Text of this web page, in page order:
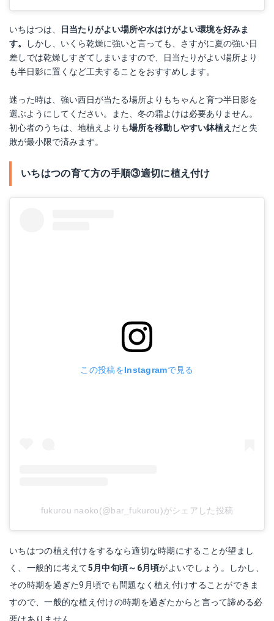
いちはつは、
日当たりがよい場所や水はけがよい環境を好みま
す。
しかし、いくら乾燥に強いと言っても、さすがに夏の強い日
差しでは乾燥しすぎてしまいますので、日当たりがよい場所より
も半日影に置くなど工夫することをおすすめします。
迷った時は、強い西日が当たる場所よりもちゃんと育つ半日影を
選ぶようにしてください。また、冬の霜よけは必要ありません。
初心者のうちは、地植えよりも場所を移動しやすい鉢植え だと失
敗が最小限で済みます。
いちはつの育て方の手順③適切に植え付け
この投稿をInstagramで見る
fukurou naoko(@bar_fukurou)がシェアした投稿
いちはつの植え付けをするなら適切な時期にすることが望まし
く、一般的に考えて5月中旬頃～6月頃がよいでしょう。しかし、
その時期を過ぎた9月頃でも問題なく植え付けすることができま
すので、一般的な植え付けの時期を過ぎたからと言って諦める必